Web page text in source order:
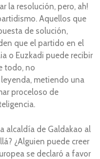
la resolución, pero, ah!
Aquellos que
de solución,
que el partido en el
o Euzkadi puede recibir
todo, no
metiendo una
proceloso de
alcaldía de Galdakao al
¿Alguien puede creer
se declaró a favor